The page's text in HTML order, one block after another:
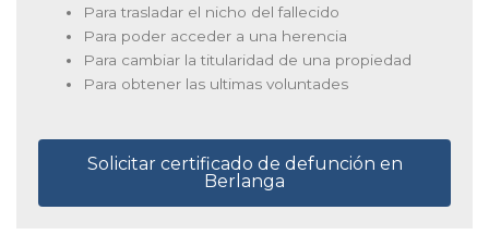
Para trasladar el nicho del fallecido
Para poder acceder a una herencia
Para cambiar la titularidad de una propiedad
Para obtener las ultimas voluntades
Solicitar certificado de defunción en
Berlanga